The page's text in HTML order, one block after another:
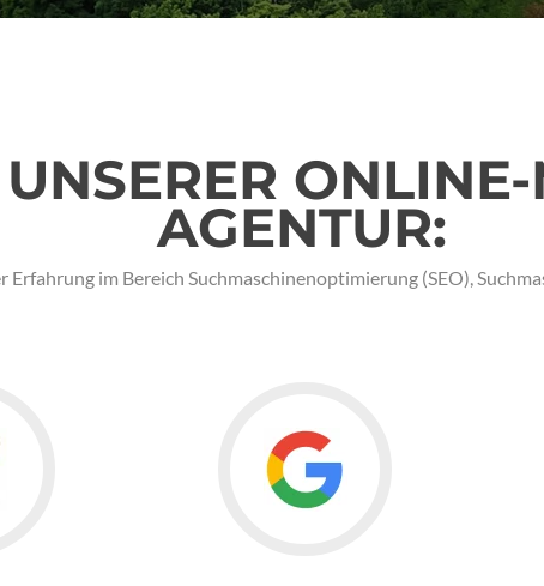
AGENTUR:
im Bereich Suchmaschinenoptimierung (SEO),